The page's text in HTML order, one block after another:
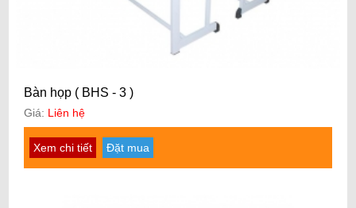
Bàn họp ( BHS - 3 )
Giá: Liên hệ
Xem chi tiết Đặt mua